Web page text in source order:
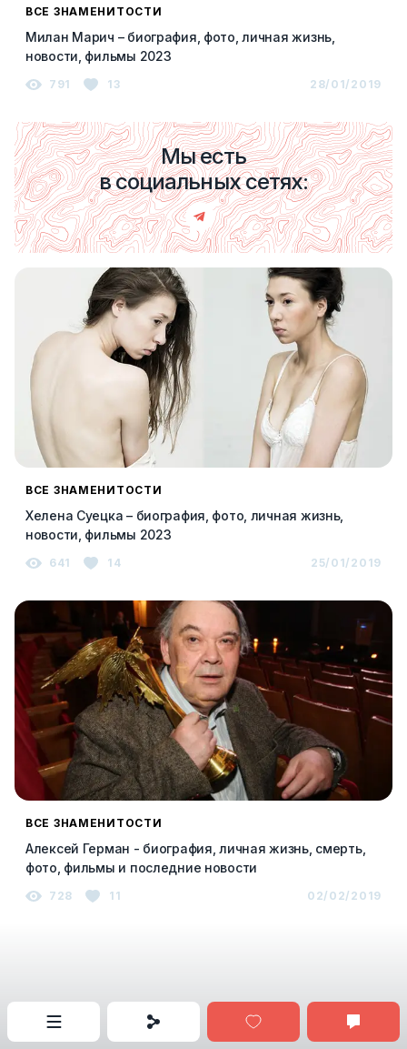
ВСЕ ЗНАМЕНИТОСТИ
Милан Марич – биография, фото, личная жизнь,
новости, фильмы 2023
791 13 28/01/2019
Мы есть
в социальных сетях:
ВСЕ ЗНАМЕНИТОСТИ
Хелена Суецка – биография, фото, личная жизнь,
новости, фильмы 2023
641 14 25/01/2019
ВСЕ ЗНАМЕНИТОСТИ
Алексей Герман - биография, личная жизнь, смерть,
фото, фильмы и последние новости
728 11 02/02/2019